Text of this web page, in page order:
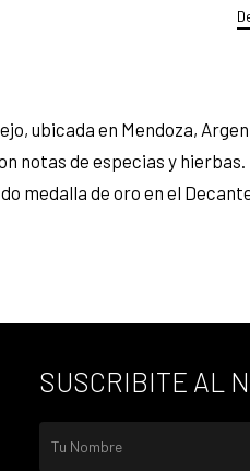
ubicada en Mendoza,
notas de especias y
medalla de oro en el
SUSCRIBITE AL